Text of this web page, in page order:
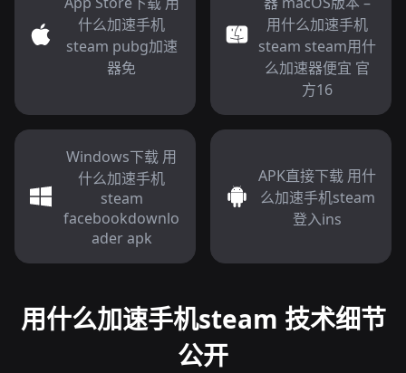
什么加速手机
steam pubg加速
器免
用什么加速手机
steam steam用什
么加速器便宜 官
方16
Windows下载 用
什么加速手机
steam
facebookdownlo
ader apk
APK直接下载 用什
么加速手机steam
登入ins
用什么加速手机steam 技术细节
公开